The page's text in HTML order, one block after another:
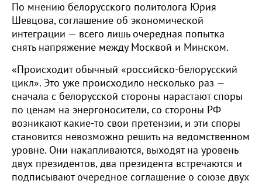
По мнению белорусского политолога Юрия
Шевцова, соглашение об экономической
интеграции — всего лишь очередная попытка
снять напряжение между Москвой и Минском.
«Происходит обычный «российско-белорусский
цикл». Это уже происходило несколько раз —
сначала с белорусской стороны нарастают споры
по ценам на энергоносители, со стороны РФ
возникают какие-то свои претензии, и эти споры
становится невозможно решить на ведомственном
уровне. Они накапливаются, выходят на уровень
двух президентов, два президента встречаются и
подписывают очередное соглашение о союзе двух